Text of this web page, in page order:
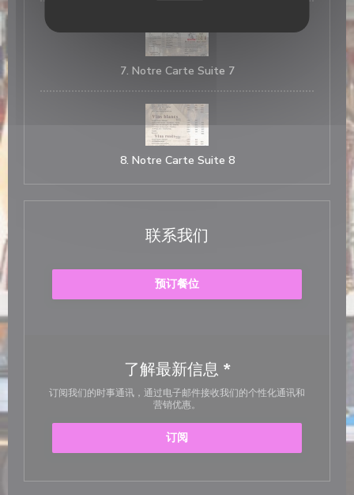
7. Notre Carte Suite 7
8. Notre Carte Suite 8
联系我们
预订餐位
了解最新信息 *
订阅我们的时事通讯，通过电子邮件接收我们的个性化通讯和
营销优惠。
订阅